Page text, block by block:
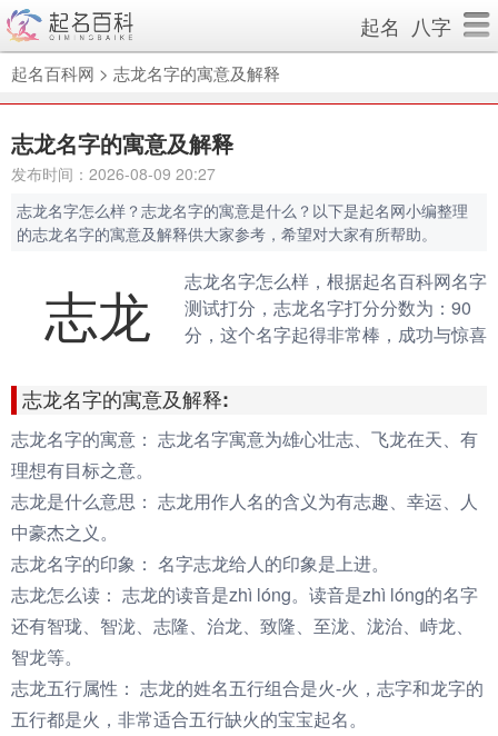
起名 八字
起名百科网 > 志龙名字的寓意及解释
志龙名字的寓意及解释
发布时间：2026-08-09 20:27
志龙名字怎么样？志龙名字的寓意是什么？以下是起名网小编整理
的志龙名字的寓意及解释供大家参考，希望对大家有所帮助。
志龙
志龙名字怎么样，根据起名百科网名字
测试打分，志龙名字打分分数为：90
分，这个名字起得非常棒，成功与惊喜
以上为很棒的名字，80-90分为很好的
名字，70分以下为不好的名字）
志龙名字的寓意及解释:
志龙名字的寓意： 志龙名字寓意为雄心壮志、飞龙在天、有
理想有目标之意。
志龙是什么意思： 志龙用作人名的含义为有志趣、幸运、人
中豪杰之义。
志龙名字的印象： 名字志龙给人的印象是上进。
志龙怎么读： 志龙的读音是zhì lóng。读音是zhì lóng的名字
还有智珑、智泷、志隆、治龙、致隆、至泷、泷治、峙龙、
智龙等。
志龙五行属性： 志龙的姓名五行组合是火-火，志字和龙字的
五行都是火，非常适合五行缺火的宝宝起名。